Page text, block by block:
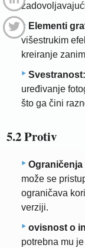
Elementi
višestrukim
kreiranje
Svestranost:
uređivanje
što ga čini
5.2 Protiv
može se
ograničava
verziji.
ovisnost o
potrebna mu